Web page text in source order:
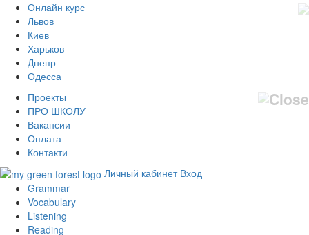
Онлайн курс
Львов
Киев
Харьков
Днепр
Одесса
Проекты
ПРО ШКОЛУ
Вакансии
Оплата
Контакти
Личный кабинет Вход
Grammar
Vocabulary
Listening
Reading